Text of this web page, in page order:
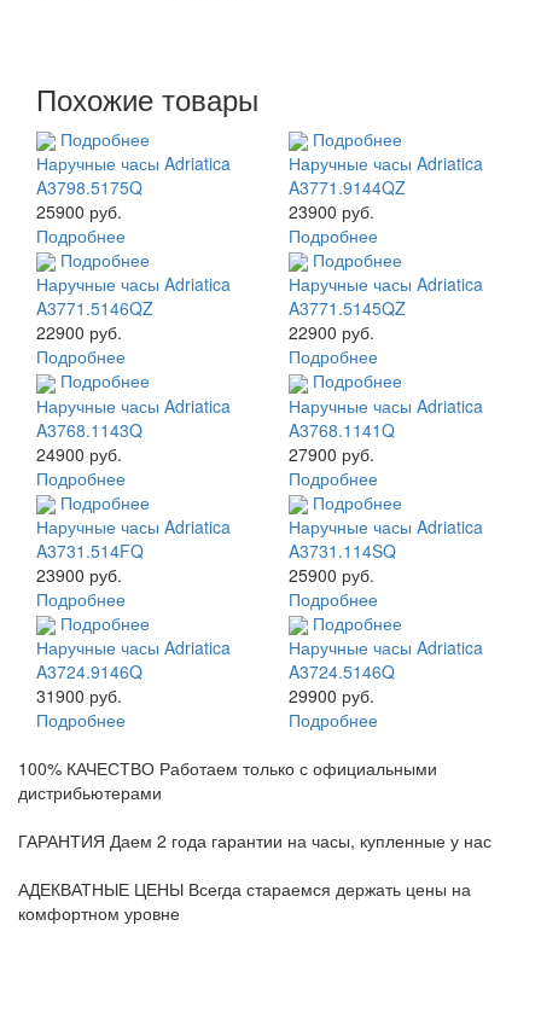
Похожие товары
Подробнее
Наручные часы Adriatica
A3798.5175Q
25900 руб.
Подробнее
Подробнее
Наручные часы Adriatica
A3771.9144QZ
23900 руб.
Подробнее
Подробнее
Наручные часы Adriatica
A3771.5146QZ
22900 руб.
Подробнее
Подробнее
Наручные часы Adriatica
A3771.5145QZ
22900 руб.
Подробнее
Подробнее
Наручные часы Adriatica
A3768.1143Q
24900 руб.
Подробнее
Подробнее
Наручные часы Adriatica
A3768.1141Q
27900 руб.
Подробнее
Подробнее
Наручные часы Adriatica
A3731.514FQ
23900 руб.
Подробнее
Подробнее
Наручные часы Adriatica
A3731.114SQ
25900 руб.
Подробнее
Подробнее
Наручные часы Adriatica
A3724.9146Q
31900 руб.
Подробнее
Подробнее
Наручные часы Adriatica
A3724.5146Q
29900 руб.
Подробнее
100% КАЧЕСТВО Работаем только с официальными
дистрибьютерами
ГАРАНТИЯ Даем 2 года гарантии на часы, купленные у нас
АДЕКВАТНЫЕ ЦЕНЫ Всегда стараемся держать цены на
комфортном уровне